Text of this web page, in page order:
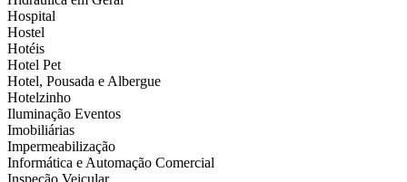
Hospital
Hostel
Hotéis
Hotel Pet
Hotel, Pousada e Albergue
Hotelzinho
Iluminação Eventos
Imobiliárias
Impermeabilização
Informática e Automação Comercial